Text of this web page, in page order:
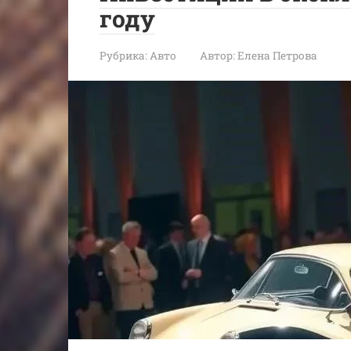
году
Рубрика:Авто Автор:Елена Петрова